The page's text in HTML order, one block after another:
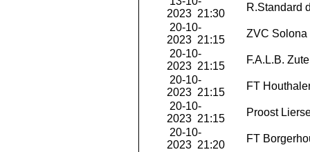
2023 21:30
R.Standard
20-10-
2023 21:15
ZVC Solona
20-10-
2023 21:15
F.A.L.B.
20-10-
2023 21:15
FT
20-10-
2023 21:15
Proost
20-10-
2023 21:20
FT